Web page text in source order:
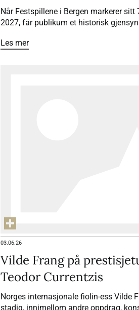
Når Festspillene i Bergen markerer sitt
2027, får publikum et historisk
festspillmusiker for andre gang – som
Les mer
03.06.26
Vilde Frang på
Teodor Currentzis
Norges internasjonale fiolin-ess Vilde
stadig, innimellom andre oppdrag,